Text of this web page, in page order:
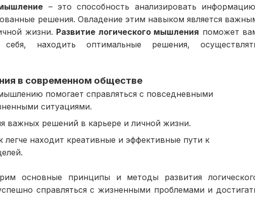
– это способность анализировать
решения. Овладение этим навыком является
жизни. Развитие логического мышления поможет
находить оптимальные решения,
в современном обществе
помогает справляться с повседневными
ситуациями.
важных решений в карьере и личной жизни.
находит креативные и эффективные пути к
основные принципы и методы развития
справляться с жизненными проблемами и